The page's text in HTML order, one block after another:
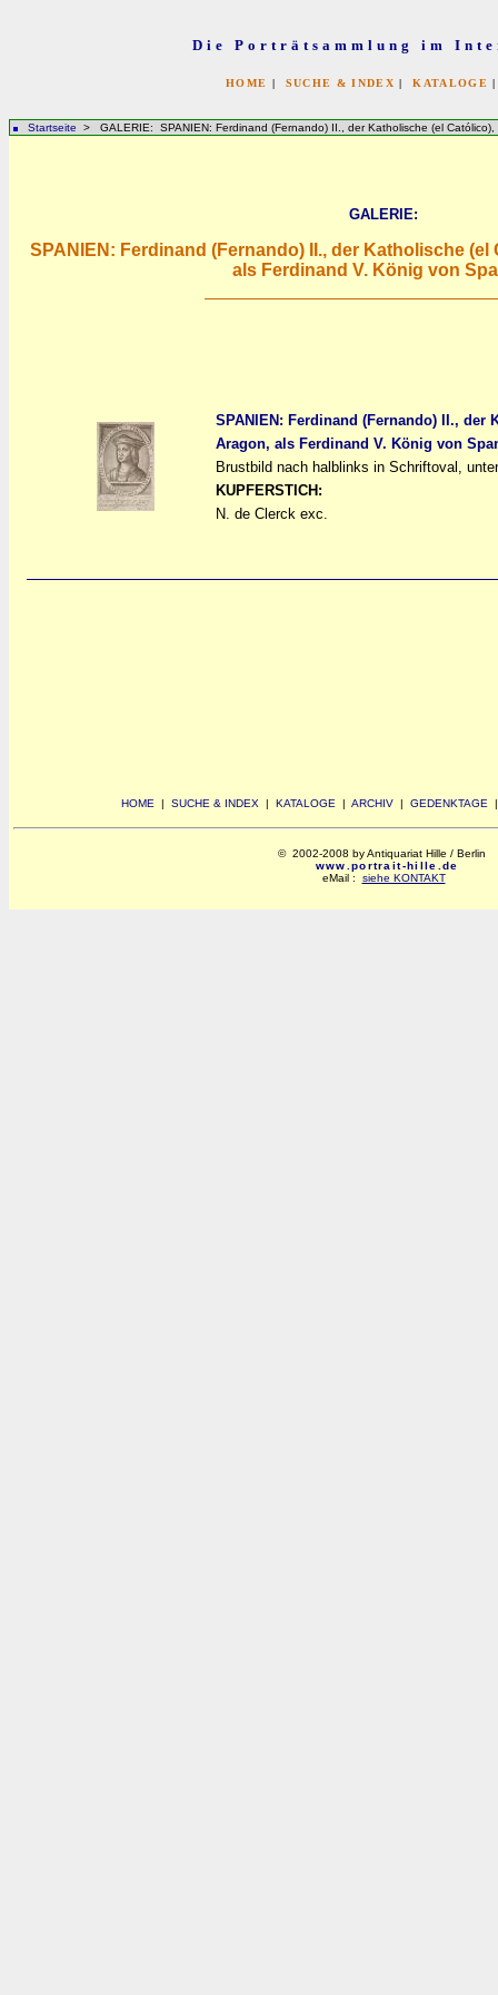
Die Porträtsammlung im
HOME | SUCHE & INDEX |KATALOGE
Startseite > GALERIE: SPANIEN: Ferdinand (Fernando) II., der Katholische (el
GALERIE:
SPANIEN: Ferdinand (Fernando) II., der Katholische
als Ferdinand V. König von
SPANIEN: Ferdinand (Fernando) II.,
Aragon, als Ferdinand V. König von
Brustbild nach halblinks in Schriftoval,
KUPFERSTICH:
N. de Clerck exc.
HOME | SUCHE & INDEX | KATALOGE | ARCHIV | GEDENKTAGE
© 2002-2008 by Antiquariat Hille / Berlin
www.portrait-hille.de
eMail : siehe KONTAKT